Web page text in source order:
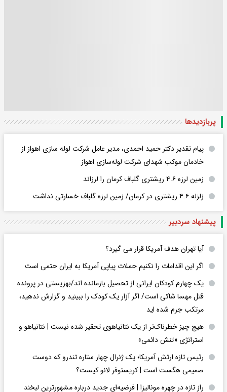
پربازدید‌ها
پیام تقدیر دکتر حمید احمدی، مدیر عامل شرکت لوله سازی اهواز از
خادمان موکب شهدای شرکت لوله‌سازی اهواز
زمین لرزه ۴.۶ ریشتری گلباف کرمان را لرزاند
زلزله ۴.۶ ریشتری در کرمان/ زمین لرزه گلباف خسارتی نداشت
پیشنهاد سردبیر
آیا تهران هدف آمریکا قرار می گیرد؟
اگر این اقدامات را نکنیم حملات پیاپی آمریکا به ایران حتمی است
یک چهارم کودکان ایرانی از تحصیل بازمانده اند/بهزیستی در پرونده
قتل مهسا شاکی است/ اگر آزار یک کودک را ببینید و گزارش ندهید،
مرتکب جرم شده اید
هیچ چیز خطرناک‌تر از یک نتانیاهوی تحقیر شده نیست | نتانیاهو و
استراتژی «تنش دائمی»
رئیس تازه ارتش آمریکا؛ یک ژنرال چهار ستاره تندرو که دوست
صمیمی هگست است | کریستوفر لانو کیست؟
راز تازه در چهره مونالیزا | فرضیه‌ای جدید درباره مشهورترین لبخند